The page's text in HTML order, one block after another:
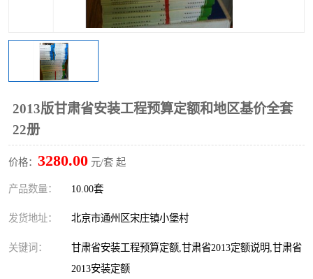
2013版甘肃省安装工程预算定额和地区基价全套
22册
价格： 3280.00 元/套 起
产品数量： 10.00套
发货地址： 北京市通州区宋庄镇小堡村
关键词：
甘肃省安装工程预算定额,甘肃省2013定额说明,甘肃省
2013安装定额
新石油化工检修定额 石油化工概算定额数据
石油建设安装工程预算定
山东省工程预算定额
电网技改,拆除,检修定额 炼油化工计价依据定额
信息通信建设工程预算定
额
火力发电机组检修定额
湖北建设工程消耗量定额
煤炭建设工程预算定额 钢铁检修工程预算定额
黄金矿山工程预算定额 冶金工业矿山建设工程预